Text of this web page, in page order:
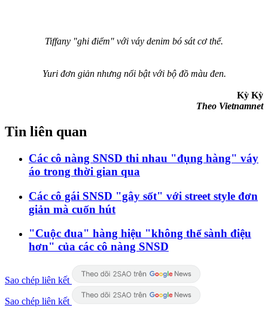
Tiffany "ghi điểm" với váy denim bó sát cơ thể.
Yuri đơn giản nhưng nổi bật với bộ đồ màu đen.
Kỳ Kỳ
Theo Vietnamnet
Tin liên quan
Các cô nàng SNSD thi nhau "đụng hàng" váy
áo trong thời gian qua
Các cô gái SNSD "gây sốt" với street style đơn
giản mà cuốn hút
"Cuộc đua" hàng hiệu "không thể sành điệu
hơn" của các cô nàng SNSD
Sao chép liên kết
Sao chép liên kết